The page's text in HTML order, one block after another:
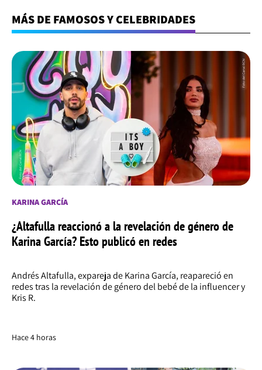
MÁS DE FAMOSOS Y CELEBRIDADES
KARINA GARCÍA
¿Altafulla reaccionó a la revelación de género de
Karina García? Esto publicó en redes
Andrés Altafulla, expareja de Karina García, reapareció en
redes tras la revelación de género del bebé de la influencer y
Kris R.
Hace 4 horas